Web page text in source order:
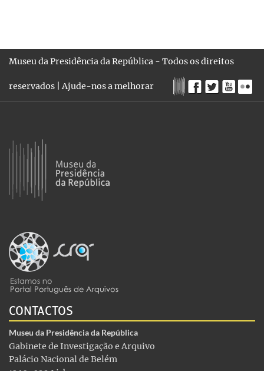
Museu da Presidência da República - Todos os direitos
reservados |Ajude-nos a melhorar
CONTACTOS
Museu da Presidência da República
Gabinete de Investigação e Arquivo
Palácio Nacional de Belém